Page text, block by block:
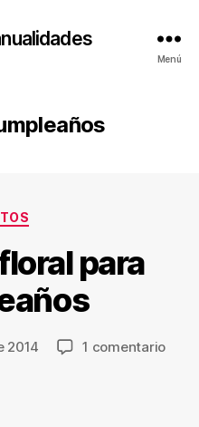
Menú
para
2014 1 comentarioen